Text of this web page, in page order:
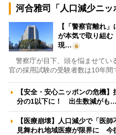
河合雅司「人口減少ニッ
【「警察官離れ
が本気で取り組
現…
警察庁が目下、頭を悩ませてい
官の採用試験の受験者数は10年間
【安全・安心ニッポンの危機
分の1以下に！ 出生数減がも…
【医療崩壊】人口減少で「医
見舞われ地域医療が限界に